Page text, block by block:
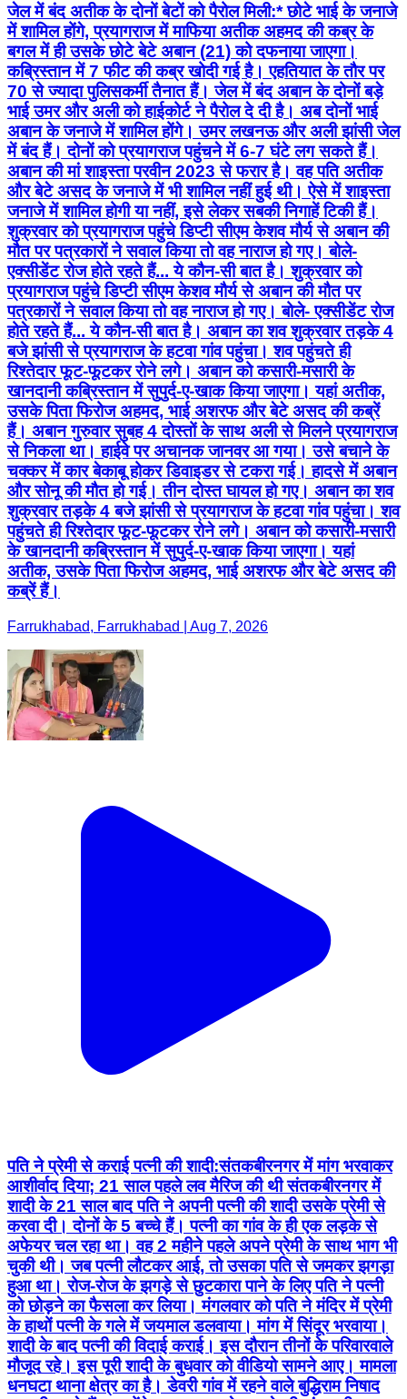
जेल में बंद अतीक के दोनों बेटों को पैरोल मिली:* छोटे भाई के जनाजे
में शामिल होंगे, प्रयागराज में माफिया अतीक अहमद की कब्र के
बगल में ही उसके छोटे बेटे अबान (21) को दफनाया जाएगा।
कब्रिस्तान में 7 फीट की कब्र खोदी गई है। एहतियात के तौर पर
70 से ज्यादा पुलिसकर्मी तैनात हैं। जेल में बंद अबान के दोनों बड़े
भाई उमर और अली को हाईकोर्ट ने पैरोल दे दी है। अब दोनों भाई
अबान के जनाजे में शामिल होंगे। उमर लखनऊ और अली झांसी जेल
में बंद हैं। दोनों को प्रयागराज पहुंचने में 6-7 घंटे लग सकते हैं।
अबान की मां शाइस्ता परवीन 2023 से फरार है। वह पति अतीक
और बेटे असद के जनाजे में भी शामिल नहीं हुई थी। ऐसे में शाइस्ता
जनाजे में शामिल होगी या नहीं, इसे लेकर सबकी निगाहें टिकी हैं।
शुक्रवार को प्रयागराज पहुंचे डिप्टी सीएम केशव मौर्य से अबान की
मौत पर पत्रकारों ने सवाल किया तो वह नाराज हो गए। बोले-
एक्सीडेंट रोज होते रहते हैं... ये कौन-सी बात है। शुक्रवार को
प्रयागराज पहुंचे डिप्टी सीएम केशव मौर्य से अबान की मौत पर
पत्रकारों ने सवाल किया तो वह नाराज हो गए। बोले- एक्सीडेंट रोज
होते रहते हैं... ये कौन-सी बात है। अबान का शव शुक्रवार तड़के 4
बजे झांसी से प्रयागराज के हटवा गांव पहुंचा। शव पहुंचते ही
रिश्तेदार फूट-फूटकर रोने लगे। अबान को कसारी-मसारी के
खानदानी कब्रिस्तान में सुपुर्द-ए-खाक किया जाएगा। यहां अतीक,
उसके पिता फिरोज अहमद, भाई अशरफ और बेटे असद की कब्रें
हैं। अबान गुरुवार सुबह 4 दोस्तों के साथ अली से मिलने प्रयागराज
से निकला था। हाईवे पर अचानक जानवर आ गया। उसे बचाने के
चक्कर में कार बेकाबू होकर डिवाइडर से टकरा गई। हादसे में अबान
और सोनू की मौत हो गई। तीन दोस्त घायल हो गए। अबान का शव
शुक्रवार तड़के 4 बजे झांसी से प्रयागराज के हटवा गांव पहुंचा। शव
पहुंचते ही रिश्तेदार फूट-फूटकर रोने लगे। अबान को कसारी-मसारी
के खानदानी कब्रिस्तान में सुपुर्द-ए-खाक किया जाएगा। यहां
अतीक, उसके पिता फिरोज अहमद, भाई अशरफ और बेटे असद की
कब्रें हैं।
Farrukhabad, Farrukhabad | Aug 7, 2026
पति ने प्रेमी से कराई पत्नी की शादी:संतकबीरनगर में मांग भरवाकर
आशीर्वाद दिया; 21 साल पहले लव मैरिज की थी संतकबीरनगर में
शादी के 21 साल बाद पति ने अपनी पत्नी की शादी उसके प्रेमी से
करवा दी। दोनों के 5 बच्चे हैं। पत्नी का गांव के ही एक लड़के से
अफेयर चल रहा था। वह 2 महीने पहले अपने प्रेमी के साथ भाग भी
चुकी थी। जब पत्नी लौटकर आई, तो उसका पति से जमकर झगड़ा
हुआ था। रोज-रोज के झगड़े से छुटकारा पाने के लिए पति ने पत्नी
को छोड़ने का फैसला कर लिया। मंगलवार को पति ने मंदिर में प्रेमी
के हाथों पत्नी के गले में जयमाल डलवाया। मांग में सिंदूर भरवाया।
शादी के बाद पत्नी की विदाई कराई। इस दौरान तीनों के परिवारवाले
मौजूद रहे। इस पूरी शादी के बुधवार को वीडियो सामने आए। मामला
धनघटा थाना क्षेत्र का है। डेवरी गांव में रहने वाले बुद्धिराम निषाद